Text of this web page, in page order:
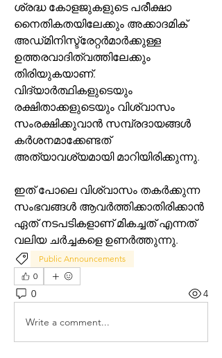
ശ്രദ്ധ കോളജുകളുടെ പരീക്ഷാ
നൈതികതയിലേക്കും അക്കാദമിക്
അഡ്‌മിനിസ്ട്രേറ്റർമാർക്കുള്ള
ഉത്തരവാദിത്വത്തിലേക്കും
തിരിയുകയാണ്.
വിദ്യാർത്ഥികളുടെയും
രക്ഷിതാക്കളുടെയും വിശ്വാസം
സംരക്ഷിക്കുവാൻ സമ്പ്രദായങ്ങൾ
കർശനമാക്കേണ്ടത്
അത്യാവശ്യമായി മാറിയിരിക്കുന്നു.
ഇത് പോലെ വിശ്വാസം തകർക്കുന്ന
സംഭവങ്ങൾ ആവർത്തിക്കാതിരിക്കാൻ
ഏത് നടപടികളാണ് മികച്ചത് എന്നത്
വലിയ ചർച്ചകളെ ഉണർത്തുന്നു.
Public Announcements
0
0 4
Write a comment...